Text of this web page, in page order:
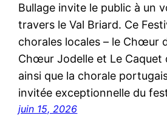
Bullage invite le public à un
travers le Val Briard. Ce
chorales locales – le Chœur
Chœur Jodelle et Le Caquet
ainsi que la chorale
invitée exceptionnelle du
juin 15, 2026